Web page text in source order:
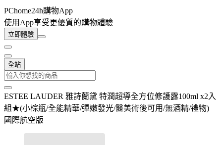
PChome24h購物App
使用App享受更優質的購物體驗
立即體驗
全站
ESTEE LAUDER 雅詩蘭黛 特潤超導全方位修護露100ml x2入
組★(小棕瓶/全能精華/彈嫩發光/醫美術後可用/無酒精/禮物)
國際航空版